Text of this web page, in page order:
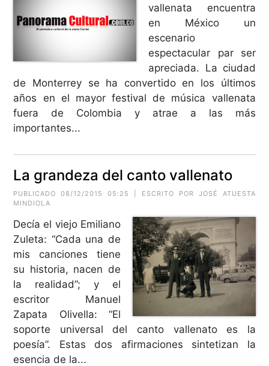
vallenata encuentra
en México un
escenario
espectacular par ser
apreciada. La ciudad
de Monterrey se ha convertido en los últimos
años en el mayor festival de música vallenata
fuera de Colombia y atrae a las más
importantes...
La grandeza del canto vallenato
PUBLICADO 08/12/2015 05:25 | ESCRITO POR JOSÉ ATUESTA
MINDIOLA
Decía el viejo Emiliano
Zuleta: “Cada una de
mis canciones tiene
su historia, nacen de
la realidad”; y el
escritor Manuel
Zapata Olivella: “El
soporte universal del canto vallenato es la
poesía”. Estas dos afirmaciones sintetizan la
esencia de la...